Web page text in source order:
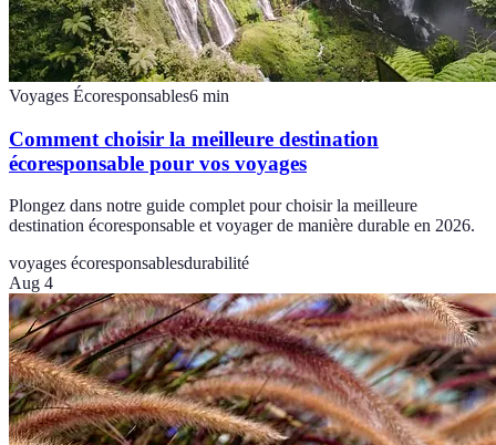
Voyages Écoresponsables6 min
Comment choisir la meilleure destination
écoresponsable pour vos voyages
Plongez dans notre guide complet pour choisir la meilleure
destination écoresponsable et voyager de manière durable en 2026.
voyages écoresponsablesdurabilité
Aug 4